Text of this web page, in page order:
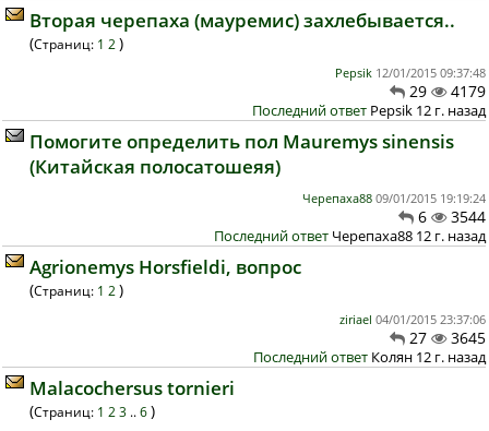
Вторая черепаха (мауремис) захлебывается..
(Страниц: 1 2 )
Pepsik 12/01/2015 09:37:48
29 4179
Последний ответ Pepsik 12 г. назад
Помогите определить пол Mauremys sinensis
(Китайская полосатошеяя)
Черепаха88 09/01/2015 19:19:24
6 3544
Последний ответ Черепаха88 12 г. назад
Agrionemys Horsfieldi, вопрос
(Страниц: 1 2 )
ziriael 04/01/2015 23:37:06
27 3645
Последний ответ Колян 12 г. назад
Malacochersus tornieri
(Страниц: 1 2 3 .. 6 )